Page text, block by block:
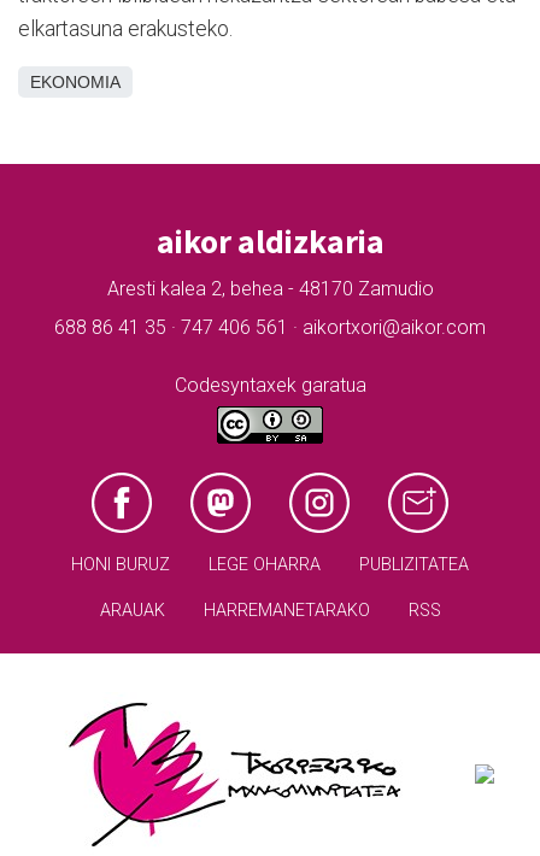
elkartasuna erakusteko.
EKONOMIA
aikor aldizkaria
Aresti kalea 2, behea - 48170 Zamudio
688 86 41 35 · 747 406 561 · aikortxori@aikor.com
Codesyntaxek garatua
HONI BURUZ LEGE OHARRA PUBLIZITATEA
ARAUAK HARREMANETARAKO RSS